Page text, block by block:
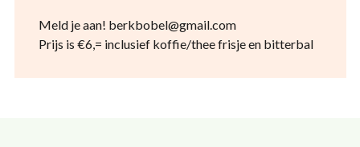
Meld je aan! berkbobel@gmail.com
Prijs is €6,= inclusief koffie/thee frisje en bitterbal